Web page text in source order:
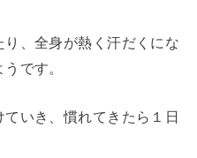
、全身が熱く汗だくにな
です。
いき、慣れてきたら１日